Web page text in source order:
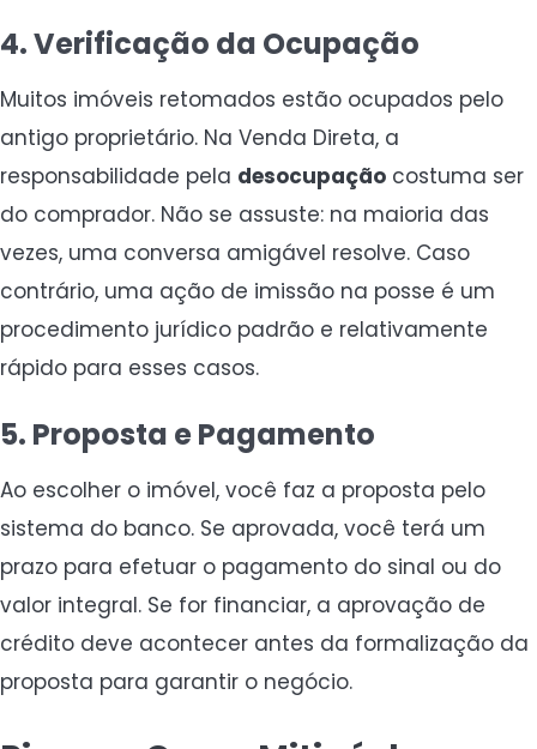
4. Verificação da Ocupação
Muitos imóveis retomados estão ocupados pelo
antigo proprietário. Na Venda Direta, a
responsabilidade pela desocupação costuma ser
do comprador. Não se assuste: na maioria das
vezes, uma conversa amigável resolve. Caso
contrário, uma ação de imissão na posse é um
procedimento jurídico padrão e relativamente
rápido para esses casos.
5. Proposta e Pagamento
Ao escolher o imóvel, você faz a proposta pelo
sistema do banco. Se aprovada, você terá um
prazo para efetuar o pagamento do sinal ou do
valor integral. Se for financiar, a aprovação de
crédito deve acontecer antes da formalização da
proposta para garantir o negócio.